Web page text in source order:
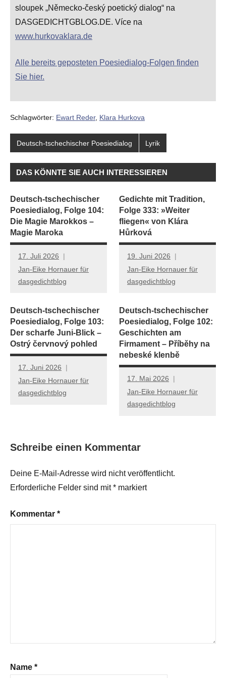
sloupek „Německo-český poetický dialog“ na
DASGEDICHTGBLOG.DE. Více na
www.hurkovaklara.de
Alle bereits geposteten Poesiedialog-Folgen finden
Sie hier.
Schlagwörter: Ewart Reder, Klara Hurkova
Deutsch-tschechischer Poesiedialog Lyrik
DAS KÖNNTE SIE AUCH INTERESSIEREN
Deutsch-tschechischer
Poesiedialog, Folge 104:
Die Magie Marokkos –
Magie Maroka
17. Juli 2026
Jan-Eike Hornauer für
dasgedichtblog
Gedichte mit Tradition,
Folge 333: »Weiter
fliegen« von Klára
Hůrková
19. Juni 2026
Jan-Eike Hornauer für
dasgedichtblog
Deutsch-tschechischer
Poesiedialog, Folge 103:
Der scharfe Juni-Blick –
Ostrý červnový pohled
17. Juni 2026
Jan-Eike Hornauer für
dasgedichtblog
Deutsch-tschechischer
Poesiedialog, Folge 102:
Geschichten am
Firmament – Příběhy na
nebeské klenbě
17. Mai 2026
Jan-Eike Hornauer für
dasgedichtblog
Schreibe einen Kommentar
Deine E-Mail-Adresse wird nicht veröffentlicht.
Erforderliche Felder sind mit* markiert
Kommentar *
Name *